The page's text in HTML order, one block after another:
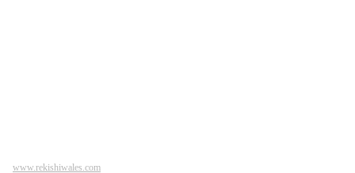
www.rekishiwales.com